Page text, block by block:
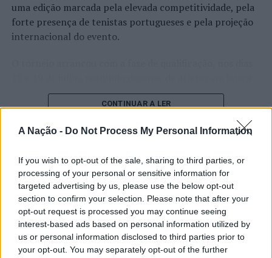
A Nação - Do Not Process My Personal Information
If you wish to opt-out of the sale, sharing to third parties, or
processing of your personal or sensitive information for
targeted advertising by us, please use the below opt-out
section to confirm your selection. Please note that after your
opt-out request is processed you may continue seeing
interest-based ads based on personal information utilized by
us or personal information disclosed to third parties prior to
your opt-out. You may separately opt-out of the further
uma edição marcada pela elevada competitividade, pela
forte presença de tenistas portugueses e pela projeção
internacional do evento.
de um lugar no quadro principal. A cerimónia de
abertura contou com a presença do presidente da
acompanhado pelo executivo municipal, assinalando o
concelho no centro do calendário internacional do
ténis.
Apesar das desistências de última hora de jogadores
como Casper Ruud (Noruega), Alejandro Davidovich
Fokina (Espanha) e Matteo Arnaldi (Itália), a prova
apresentou um quadro competitivo de elevado nível,
CONTINUAR A LER
ATUALIDADE
Castelo Branco: “Bienal
Internacional de Artes e Ofícios”
promete afirmar artesanato,
património e inovação como